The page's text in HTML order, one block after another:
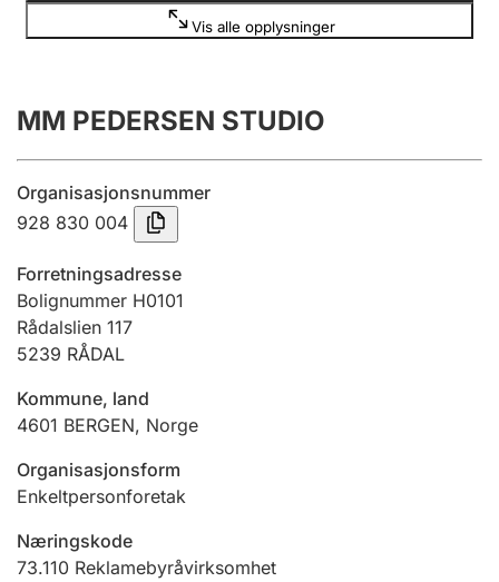
Innsending og forsinkelsesgebyr
Jeger
Betaling og jegeravgiftskort
Ektepaktveileder
Vis alle opplysninger
MM PEDERSEN STUDIO
Organisasjonsnummer
928 830 004
Forretningsadresse
Bolignummer H0101
Rådalslien 117
5239 RÅDAL
Kommune, land
4601 BERGEN, Norge
Organisasjonsform
Enkeltpersonforetak
Næringskode
73.110 Reklamebyråvirksomhet